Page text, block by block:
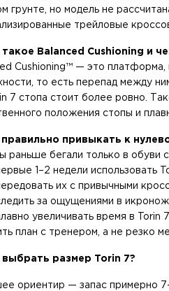
грунте, но модель не
трейловые
такое Balanced Cushioning и
Cushioning™ — это платформа,
то есть перепад между
7 стопа стоит более ровно.
положения стопы и
правильно привыкать к
раньше бегали только в обуви
1–2 недели использовать
их с привычными
за ощущениями в
увеличивать время в Torin
план с тренером, а не резко
выбрать размер Torin 7?
ориентир — запас примерно